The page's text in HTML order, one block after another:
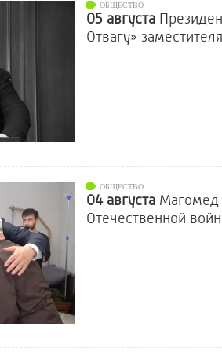
ОБЩЕСТВО
05 августа
Отвагу»
ОБЩЕСТВО
04 августа Магомед
Отечественной